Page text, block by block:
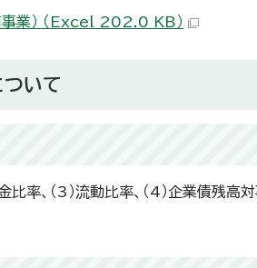
事業） （Excel 202.0 KB）
ついて
比率、（3）流動比率、（4）企業債残高